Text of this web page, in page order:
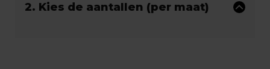
2. Kies de aantallen (per maat)